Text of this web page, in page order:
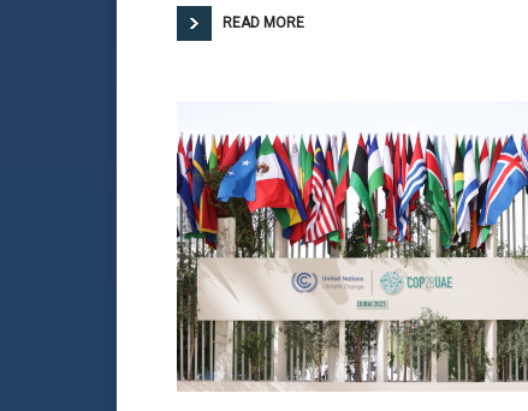
READ MORE